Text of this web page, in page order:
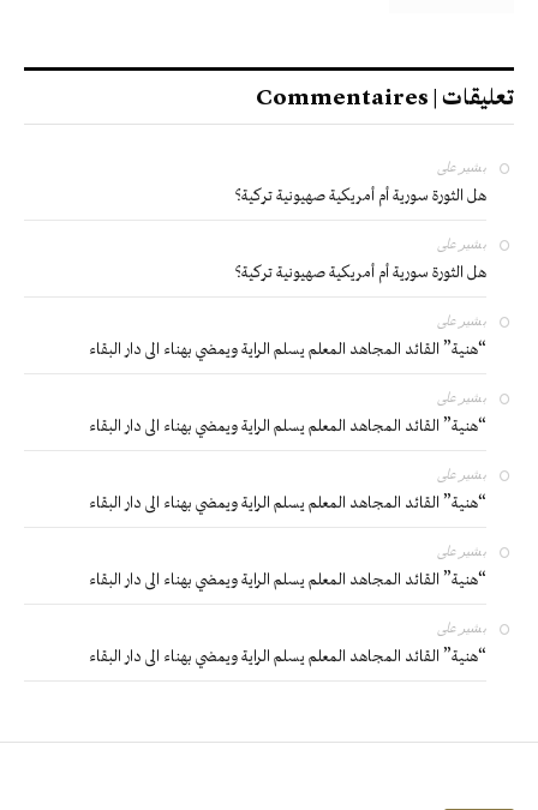
تعليقات | Commentaires
بشير على
هل الثورة سورية أم أمريكية صهيونية تركية؟
بشير على
هل الثورة سورية أم أمريكية صهيونية تركية؟
بشير على
“هنية” القائد المجاهد المعلم يسلم الراية ويمضي بهناء الى دار البقاء
بشير على
“هنية” القائد المجاهد المعلم يسلم الراية ويمضي بهناء الى دار البقاء
بشير على
“هنية” القائد المجاهد المعلم يسلم الراية ويمضي بهناء الى دار البقاء
بشير على
“هنية” القائد المجاهد المعلم يسلم الراية ويمضي بهناء الى دار البقاء
بشير على
“هنية” القائد المجاهد المعلم يسلم الراية ويمضي بهناء الى دار البقاء